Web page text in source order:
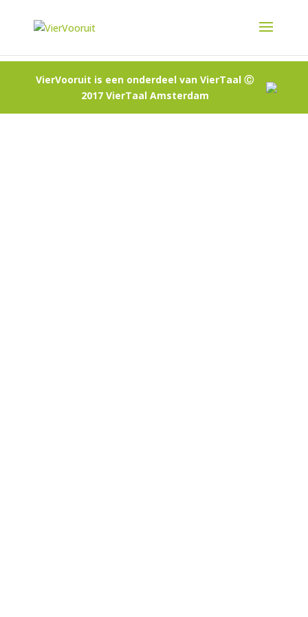
VierVooruit is een onderdeel van VierTaal Ⓒ
2017 VierTaal Amsterdam